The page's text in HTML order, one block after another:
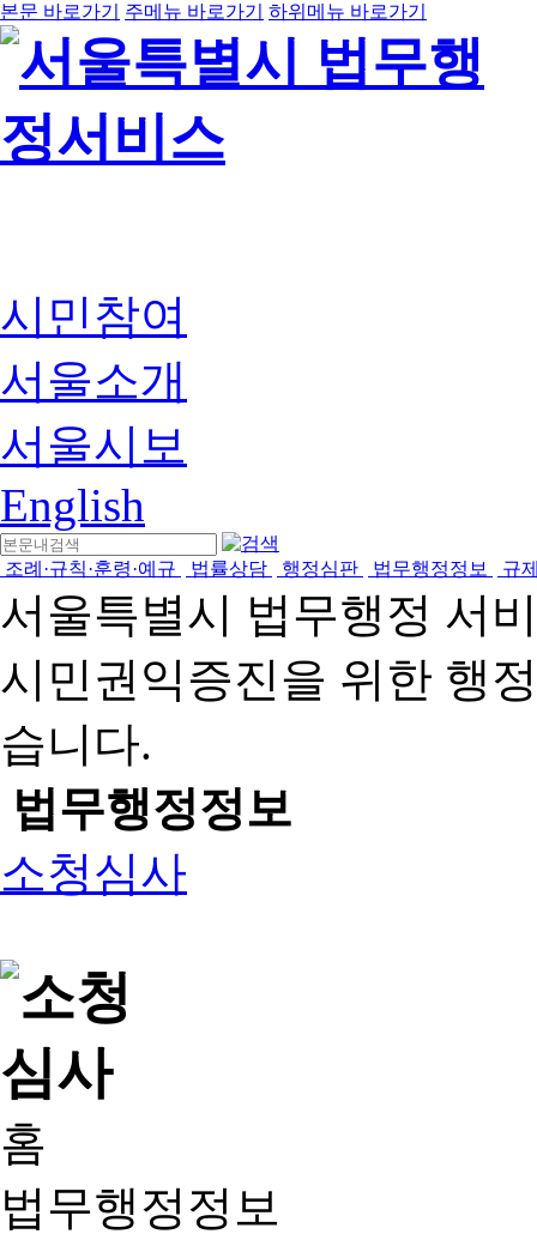
본문 바로가기 주메뉴 바로가기 하위메뉴 바로가기
시민참여
서울소개
서울시보
English
조례·규칙·훈령·예규 법률상담 행정심판 법무행정정보 규
서울특별시 법무행정 서
시민권익증진을 위한 행
습니다.
법무행정정보
소청심사
홈
법무행정정보